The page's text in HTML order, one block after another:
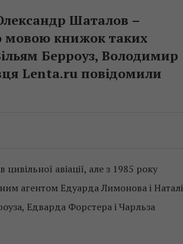
Шаталов –
мовою книжок таких
Берроуз, Володимир
Lenta.ru повідомили
авіації, але з 1985 року
агентом Едуарда Лимонова і
Едварда Форстера і Чарльза